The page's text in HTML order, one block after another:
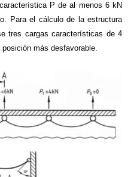
P de al menos 6 kN
Para el cálculo de la estructura
tres cargas características de 4
más desfavorable.